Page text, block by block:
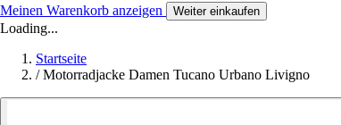
Meinen Warenkorb anzeigen Weiter einkaufen
Loading...
Startseite
/ Motorradjacke Damen Tucano Urbano Livigno